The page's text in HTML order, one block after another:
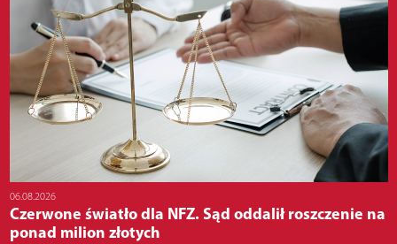
06.08.2026
Czerwone światło dla NFZ. Sąd oddalił roszczenie na
ponad milion złotych